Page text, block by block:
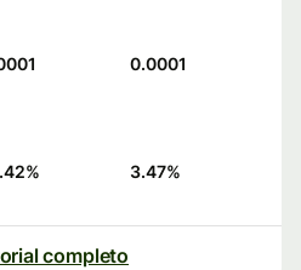
0.0001
% 3.47%
completo